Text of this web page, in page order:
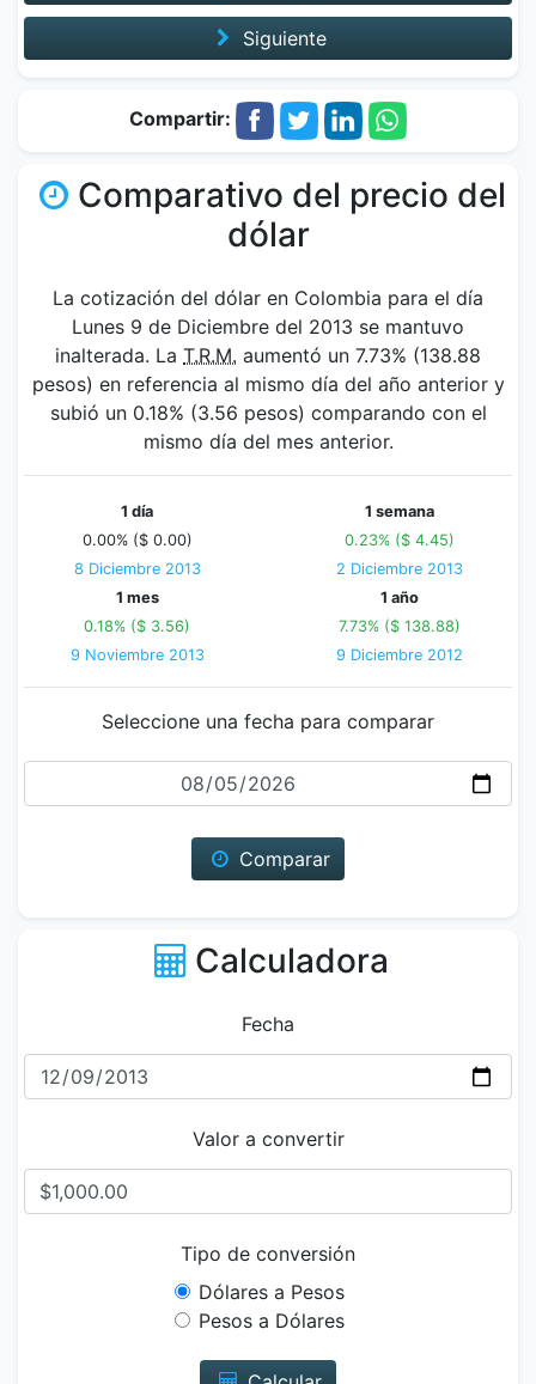
Siguiente
Compartir:
Comparativo del precio del
dólar
La cotización del dólar en Colombia para el día
Lunes 9 de Diciembre del 2013 se mantuvo
inalterada. La T.R.M. aumentó un 7.73% (138.88
pesos) en referencia al mismo día del año anterior y
subió un 0.18% (3.56 pesos) comparando con el
mismo día del mes anterior.
1 día
0.00% ($ 0.00)
8 Diciembre 2013
1 semana
0.23% ($ 4.45)
2 Diciembre 2013
1 mes
0.18% ($ 3.56)
9 Noviembre 2013
1 año
7.73% ($ 138.88)
9 Diciembre 2012
Seleccione una fecha para comparar
Fecha
Comparar
Calculadora
Fecha
Valor a convertir
Tipo de conversión
Dólares a Pesos
Pesos a Dólares